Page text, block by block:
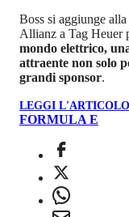
Boss si aggiunge
Allianz a Tag Heuer
mondo elettrico,
attraente non solo
grandi sponsor.
LEGGI
FORMULA E